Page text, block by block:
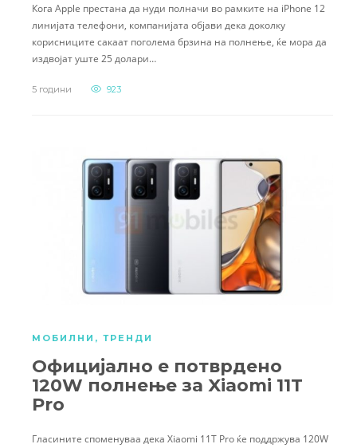
Кога Apple престана да нуди полначи во рамките на iPhone 12
линијата телефони, компанијата објави дека доколку
корисниците сакаат поголема брзина на полнење, ќе мора да
издвојат уште 25 долари…
5 години 923
МОБИЛНИ , ТРЕНДИ
Официјално е потврдено
120W полнење за Xiaomi 11T
Pro
Гласините споменуваа дека Xiaomi 11T Pro ќе поддржува 120W